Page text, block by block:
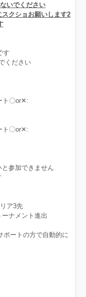
いでください
クショお願いします2
す
ください
ト〇‪or✕‬:
ト〇‪or✕‬:
参加できません
ア3先
ナメント進出
ポートの方で自動的に